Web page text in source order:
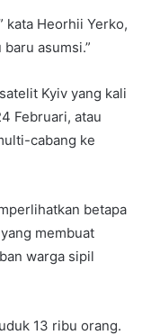
kata Heorhii Yerko,
asumsi.”
Kyiv yang kali
Februari, atau
cabang ke
betapa
membuat
warga sipil
13 ribu orang.